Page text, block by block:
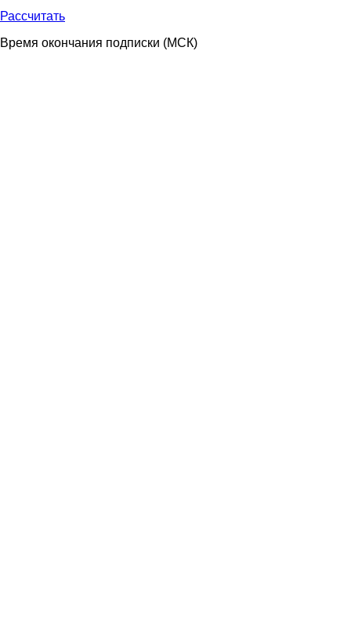
Рассчитать
Время окончания подписки (МСК)